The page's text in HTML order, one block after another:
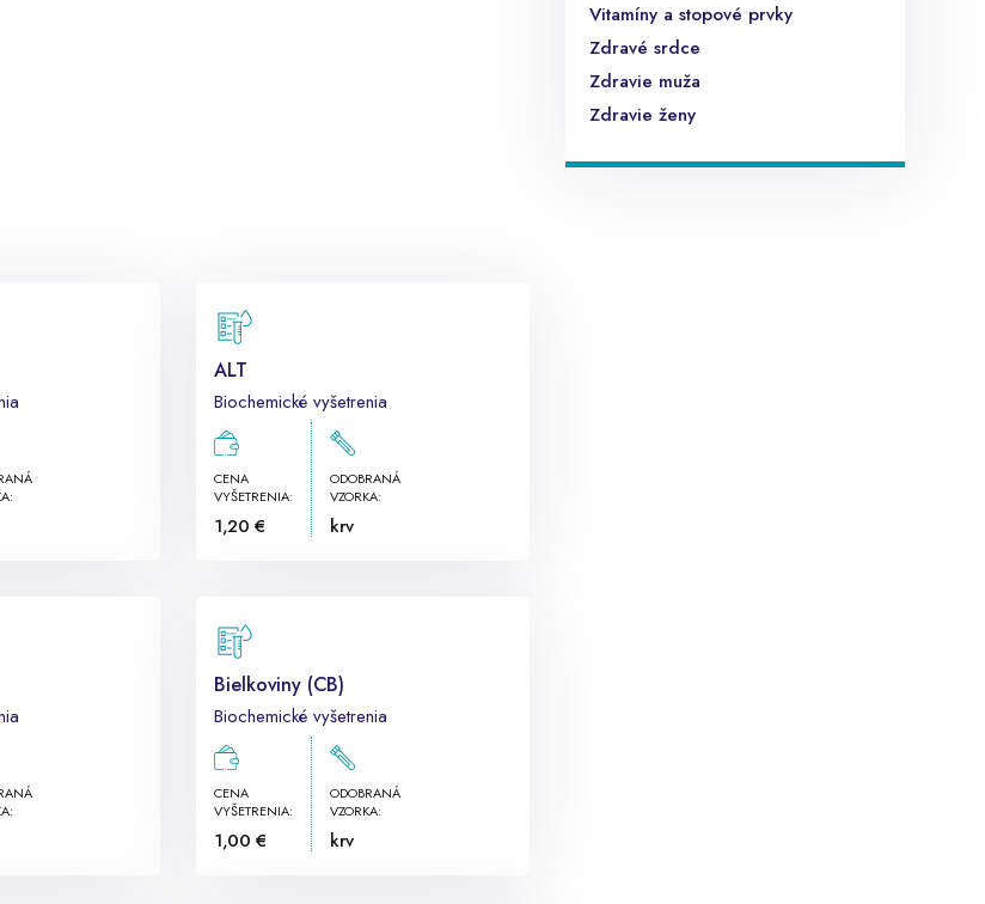
ALT
Biochemické vyšetrenia
CENA
VYŠETRENIA:
1,20 €
ODOBRANÁ
VZORKA:
krv
Bielkoviny (CB)
Biochemické vyšetrenia
CENA
VYŠETRENIA:
1,00 €
ODOBRANÁ
VZORKA:
krv
Vitamíny a stopové prvky
Zdravé srdce
Zdravie muža
Zdravie ženy